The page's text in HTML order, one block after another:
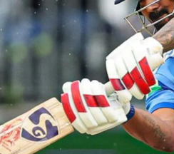
ബാറ്ററോട് തയാറാണോ എന്നു
‘പ്ലേ’ എന്നു പറഞ്ഞാണ്
പന്തെറിയുന്നത്. പന്ത് ഒരു
ചെയ്യണമെന്നും
ക്രിക്കറ്റിലേതു പോലെ ടീമിൽ
താരങ്ങളുണ്ടാകുമെങ്കിലും
പൂർണമായും
മറച്ചുവേണം എല്ലാവരും